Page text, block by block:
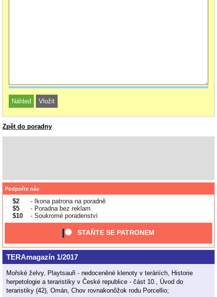
Zpět do poradny
Podpořte nás
$2
- Ikona patrona na poradně
$5
- Poradna bez reklam
$10
- Soukromé poradenství
STAŇTE SE PATRONEM
TERAmagazín 1/2017
Mořské želvy, Playtsauři - nedoceněné klenoty v teráriích, Historie
herpetologie a teraristiky v České republice - část 10., Úvod do
teraristiky (42), Omán, Chov rovnakonôžok rodu Porcellio;